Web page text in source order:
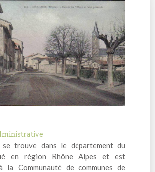
se trouve dans le département du
en région Rhône Alpes et est
la Communauté de communes de